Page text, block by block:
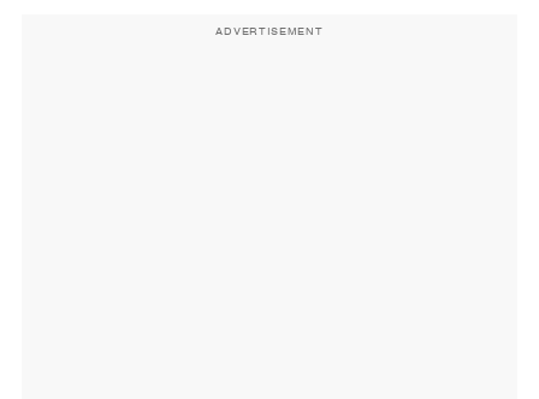
ADVERTISEMENT